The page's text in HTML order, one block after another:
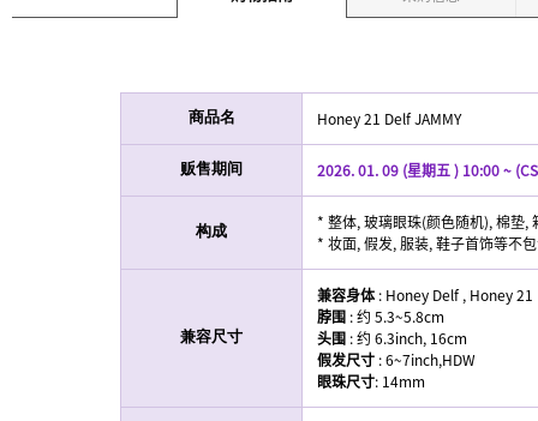
商品名 Honey 21 Delf JAMMY
贩售期间 2026. 01. 09 (星期五 ) 10:00 ~
构成
* 整体, 玻璃眼珠(颜色随机), 棉垫,
* 妆面, 假发, 服装, 鞋子首饰等不
兼容尺寸
兼容身体 : Honey Delf , Honey
脖围 : 约 5.3~5.8cm
头围 : 约 6.3inch, 16cm
假发尺寸 : 6~7inch,HDW
眼珠尺寸: 14mm